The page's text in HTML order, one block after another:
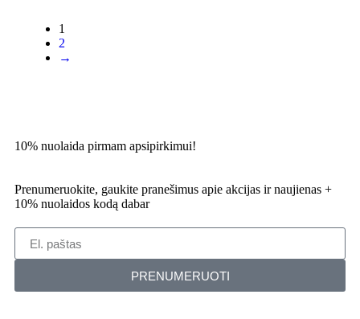
1
2
→
10% nuolaida pirmam apsipirkimui!
Prenumeruokite, gaukite pranešimus apie akcijas ir naujienas +
10% nuolaidos kodą dabar
PRENUMERUOTI